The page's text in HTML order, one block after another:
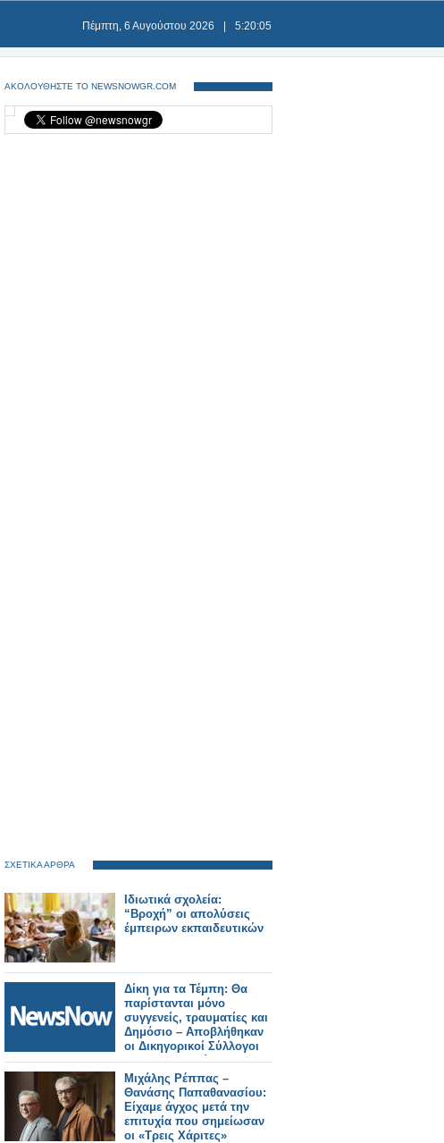
Πέμπτη, 6 Αυγούστου 2026 5:20:06
ΑΚΟΛΟΥΘΗΣΤΕ ΤΟ NEWSNOWGR.COM
ΣΧΕΤΙΚΑ ΑΡΘΡΑ
Ιδιωτικά σχολεία:
“Βροχή” οι απολύσεις
έμπειρων εκπαιδευτικών
Δίκη για τα Τέμπη: Θα
παρίστανται μόνο
συγγενείς, τραυματίες και
Δημόσιο – Αποβλήθηκαν
οι Δικηγορικοί Σύλλογοι
και το σωματείο των
μηχανοδηγών.
Μιχάλης Ρέππας –
Θανάσης Παπαθανασίου:
Είχαμε άγχος μετά την
επιτυχία που σημείωσαν
οι «Τρεις Χάριτες»